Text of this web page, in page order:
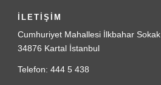
İLETİŞİM
Cumhuriyet Mahallesi İlkbahar
34876 Kartal İstanbul
Telefon: 444 5 438